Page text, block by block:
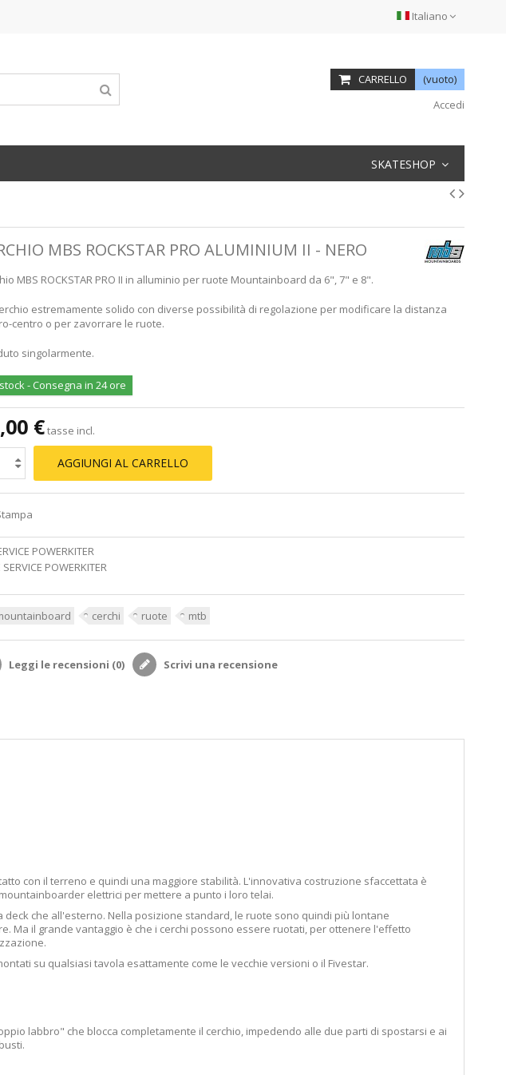
Italiano
CARRELLO
(vuoto)
Accedi
SKATESHOP
MBS ROCKSTAR PRO ALUMINIUM II - NERO
MBS ROCKSTAR PRO II in alluminio per ruote Mountainboard da 6", 7" e 8".
estremamente solido con diverse possibilità di regolazione per modificare la distanza
centro o per zavorrare le ruote.
singolarmente.
- Consegna in 24 ore
€tasse incl.
AGGIUNGI AL CARRELLO
POWERKITER
cerchi ruote mtb
Leggi le recensioni (0) Scrivi una recensione
con il terreno e quindi una maggiore stabilità. L'innovativa costruzione sfaccettata è
elettrici per mettere a punto i loro telai.
che all'esterno. Nella posizione standard, le ruote sono quindi più lontane
Ma il grande vantaggio è che i cerchi possono essere ruotati, per ottenere l'effetto
su qualsiasi tavola esattamente come le vecchie versioni o il Fivestar.
labbro" che blocca completamente il cerchio, impedendo alle due parti di spostarsi e ai